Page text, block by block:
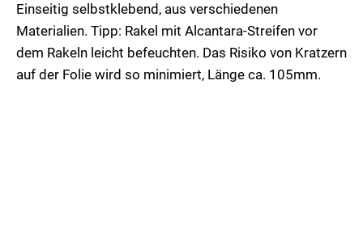
Einseitig selbstklebend, aus verschiedenen
Materialien. Tipp: Rakel mit Alcantara-Streifen vor
dem Rakeln leicht befeuchten. Das Risiko von Kratzern
auf der Folie wird so minimiert, Länge ca. 105mm.